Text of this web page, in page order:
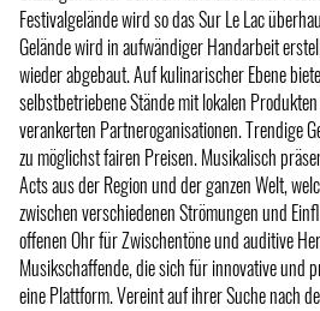
Festivalgelände wird so das Sur Le Lac
Gelände wird in aufwändiger Handarbeit
wieder abgebaut. Auf kulinarischer Ebene
selbstbetriebene Stände mit lokalen
verankerten Partneroganisationen. Trendige
zu möglichst fairen Preisen. Musikalisch
Acts aus der Region und der ganzen Welt,
zwischen verschiedenen Strömungen und
offenen Ohr für Zwischentöne und auditive
Musikschaffende, die sich für innovative und
eine Plattform. Vereint auf ihrer Suche nach